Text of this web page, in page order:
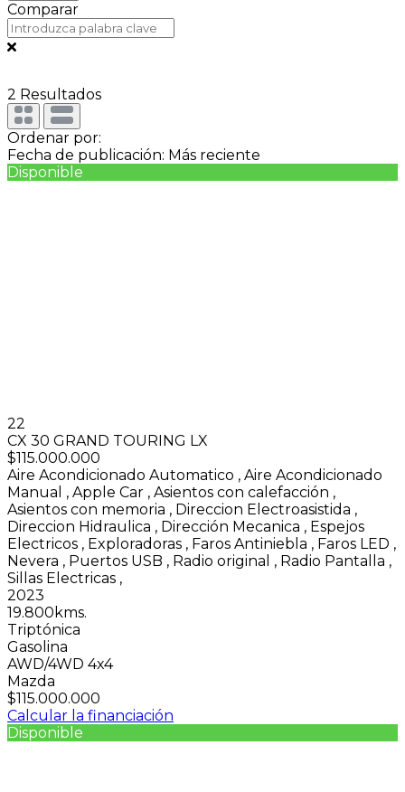
Comparar
2 Resultados
Ordenar por:
Fecha de publicación: Más reciente
Disponible
22
CX 30 GRAND TOURING LX
$115.000.000
Aire Acondicionado Automatico , Aire Acondicionado
Manual , Apple Car , Asientos con calefacción ,
Asientos con memoria , Direccion Electroasistida ,
Direccion Hidraulica , Dirección Mecanica , Espejos
Electricos , Exploradoras , Faros Antiniebla , Faros LED ,
Nevera , Puertos USB , Radio original , Radio Pantalla ,
Sillas Electricas ,
2023
19.800kms.
Triptónica
Gasolina
AWD/4WD 4x4
Mazda
$115.000.000
Calcular la financiación
Disponible